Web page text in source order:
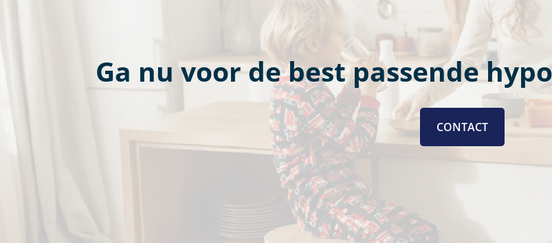
Ga nu voor de best passende
CONTACT